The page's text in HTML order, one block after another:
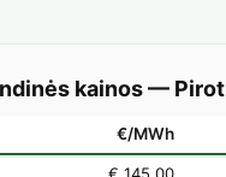
kainos— Pirot
€/MWh